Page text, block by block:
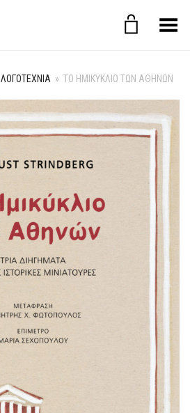
Εναλλαγή μενού
ΛΟΓΟΤΕΧΝΙΑ » TΟ ΗΜΙΚΎΚΛΙΟ ΤΩΝ ΑΘΗΝΏΝ